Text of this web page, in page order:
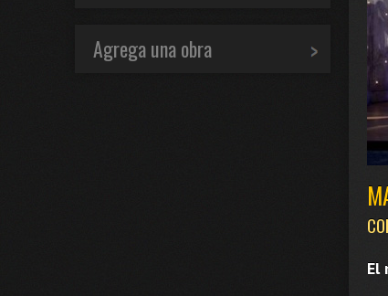
El
Agrega una obra